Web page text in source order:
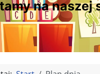
na naszej